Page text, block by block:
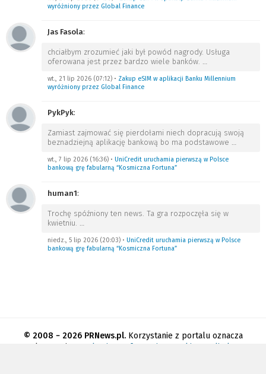
wyróżniony przez Global Finance
Jas Fasola:
chciałbym zrozumieć jaki był powód nagrody. Usługa
oferowana jest przez bardzo wiele banków. …
wt., 21 lip 2026 (07:12) • Zakup eSIM w aplikacji Banku Millennium
wyróżniony przez Global Finance
PykPyk:
Zamiast zajmować się pierdołami niech dopracują swoją
beznadziejną aplikację bankową bo ma podstawowe …
wt., 7 lip 2026 (16:36) • UniCredit uruchamia pierwszą w Polsce
bankową grę fabularną “Kosmiczna Fortuna”
human1:
Trochę spóźniony ten news. Ta gra rozpoczęła się w
kwietniu. …
niedz., 5 lip 2026 (20:03) • UniCredit uruchamia pierwszą w Polsce
bankową grę fabularną “Kosmiczna Fortuna”
© 2008 − 2026 PRNews.pl.Korzystanie z portalu oznacza
akceptację
regulaminu Informacja o cookies
Polityka